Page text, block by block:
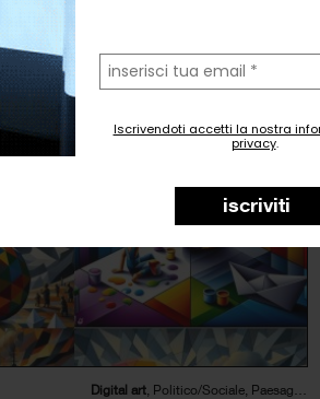
la
tua
email
Iscrivendoti accetti la nostra
privacy.
iscriviti
Digital art, Politico/Sociale, Paesaggio, Figura umana